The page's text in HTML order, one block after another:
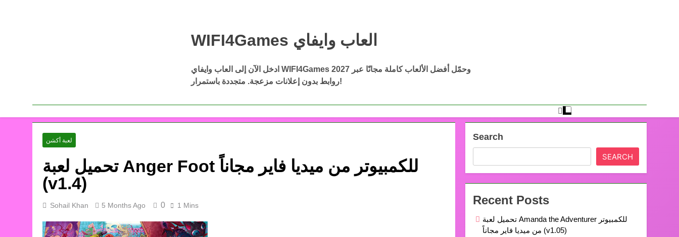
WIFI4Games العاب وايفاي
WIFI4Games العاب وايفاي
ادخل الآن إلى العاب وايفاي WIFI4Games 2027 وحمّل أفضل الألعاب كاملة مجانًا عبر
روابط بدون إعلانات مزعجة. متجددة باستمرار!
لعبة أكشن
تحميل لعبة Anger Foot للكمبيوتر من ميديا فاير مجاناً
(v1.4)
Sohail Khan 5 Months Ago 0 1 Mins
Search
SEARCH
Recent Posts
تحميل لعبة Amanda the Adventurer للكمبيوتر
من ميديا فاير مجاناً (v1.05)